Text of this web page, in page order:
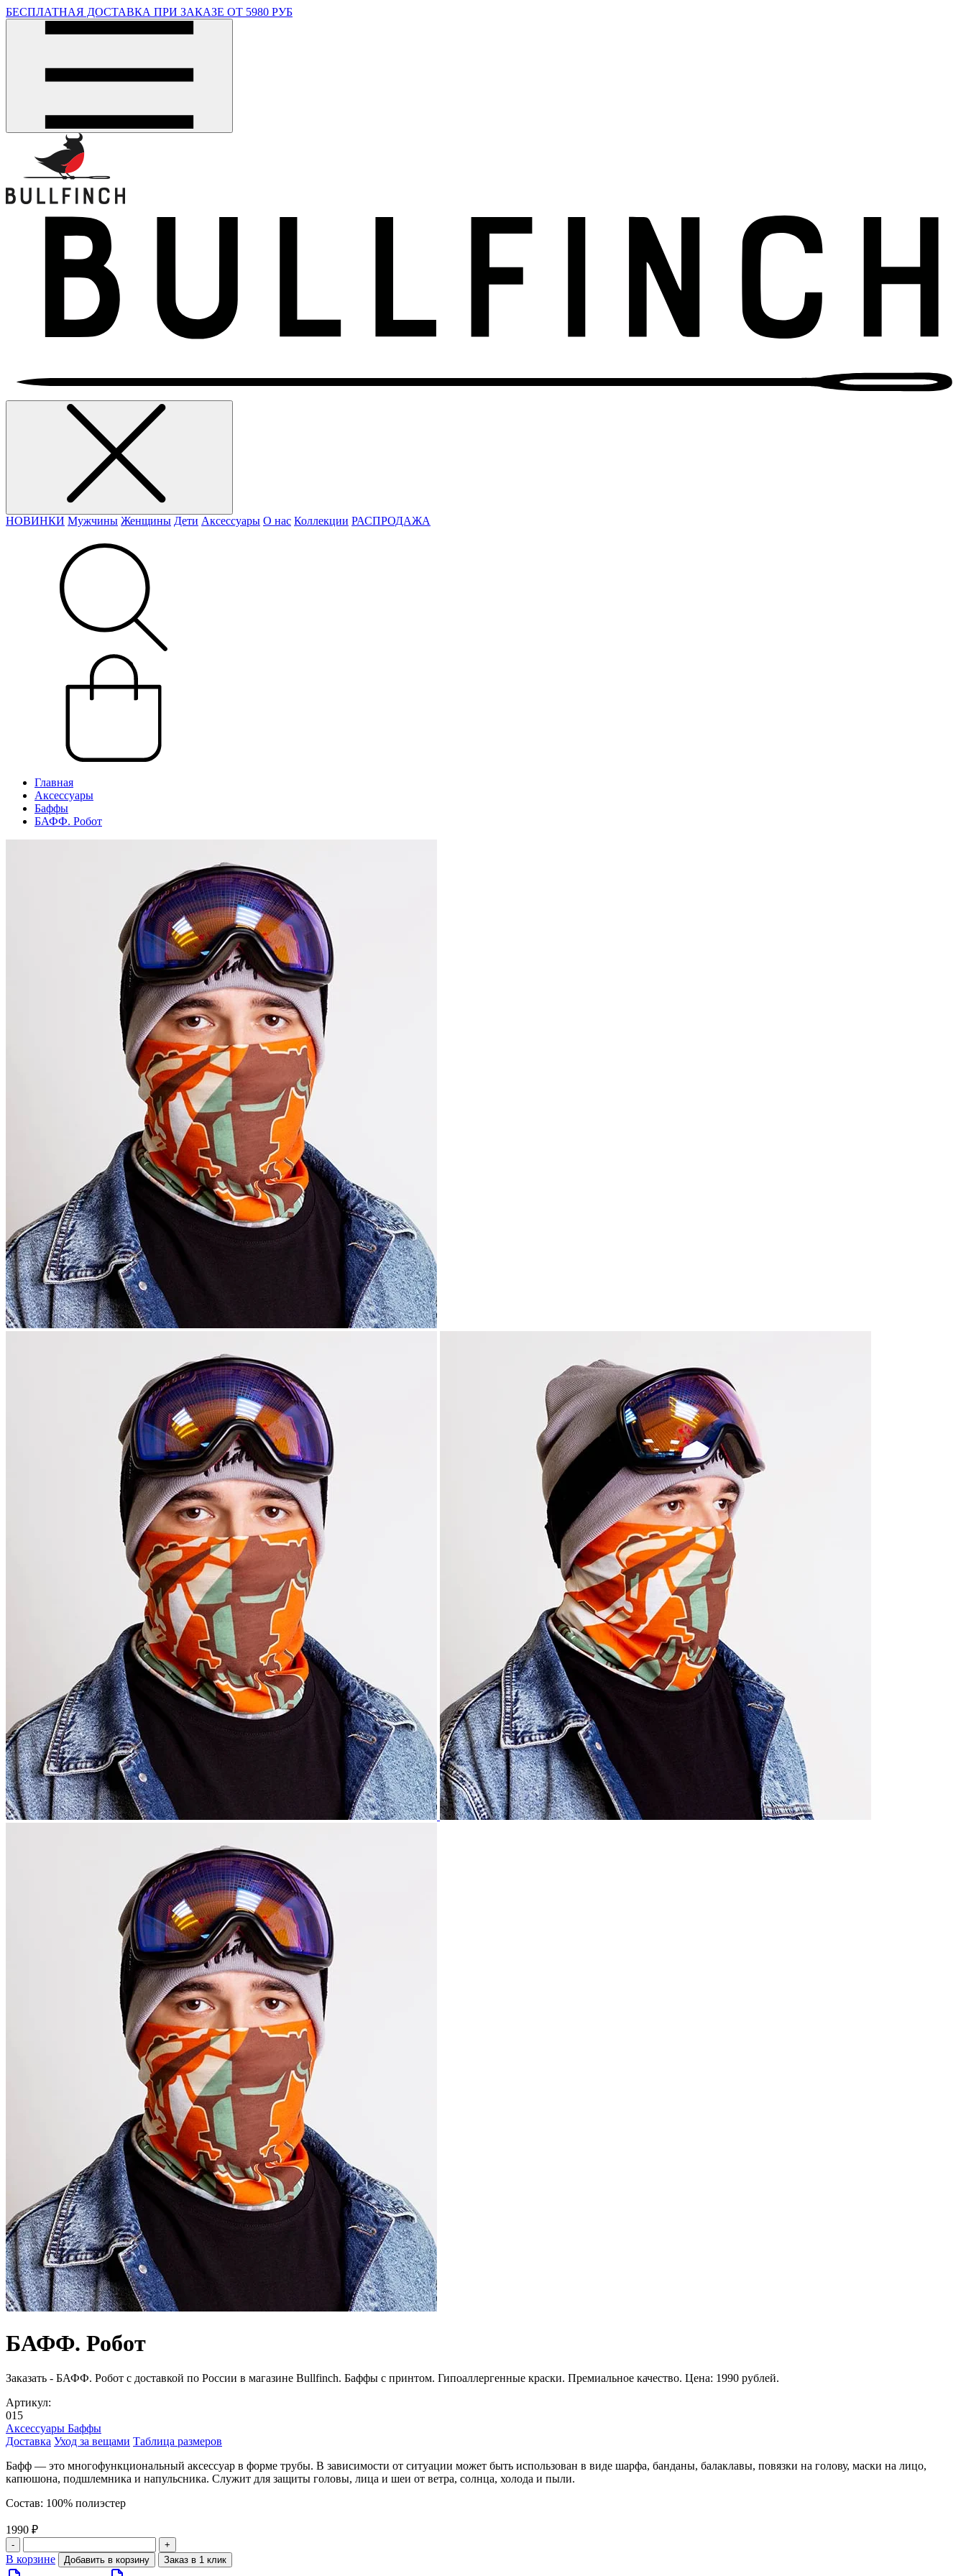
БЕСПЛАТНАЯ ДОСТАВКА ПРИ ЗАКАЗЕ ОТ 5980 РУБ
НОВИНКИ Мужчины Женщины Дети Аксессуары О нас Коллекции РАСПРОДАЖА
Главная
Аксессуары
Баффы
БАФФ. Робот
БАФФ. Робот
Заказать - БАФФ. Робот с доставкой по России в магазине Bullfinch. Баффы с принтом. Гипоаллергенные краски. Премиальное качество. Цена: 1990 рублей.
Артикул:
015
Аксессуары Баффы
Доставка Уход за вещами Таблица размеров
Бафф — это многофункциональный аксессуар в форме трубы. В зависимости от ситуации может быть использован в виде шарфа, банданы, балаклавы, повязки на голову, маски на лицо,
капюшона, подшлемника и напульсника. Служит для защиты головы, лица и шеи от ветра, солнца, холода и пыли.
Состав: 100% полиэстер
1990 ₽
- +
В корзине Добавить в корзину Заказ в 1 клик